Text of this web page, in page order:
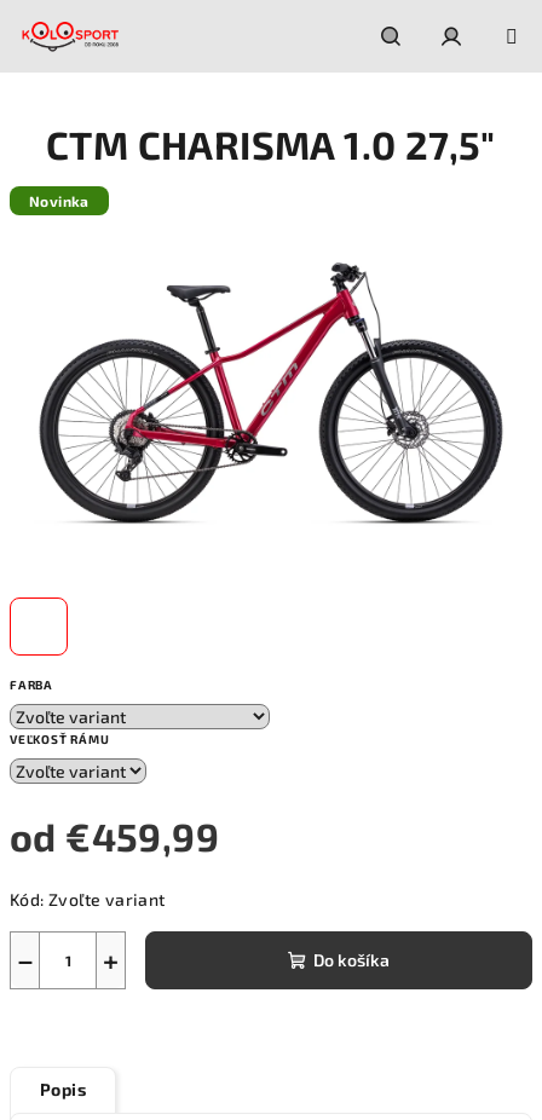
Hľadať
FARBA
VEĽKOSŤ RÁMU
od €459,99
cena:
Kód: Zvoľte variant
+
− Do košíka
CTM CHARISMA 1.0 27,5"
Novinka
Popis